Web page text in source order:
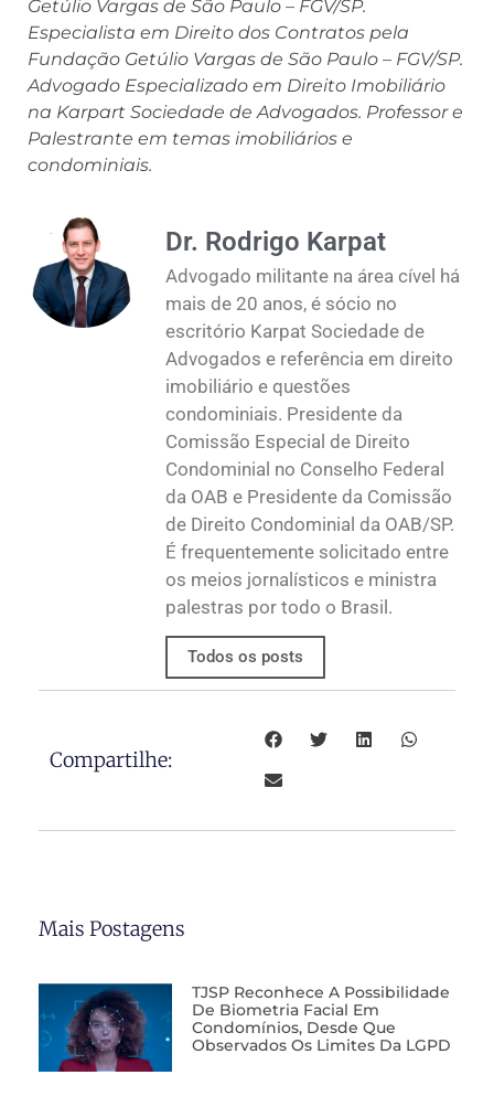
Getúlio Vargas de São Paulo – FGV/SP.
Especialista em Direito dos Contratos pela
Fundação Getúlio Vargas de São Paulo – FGV/SP.
Advogado Especializado em Direito Imobiliário
na Karpart Sociedade de Advogados. Professor e
Palestrante em temas imobiliários e
condominiais.
Dr. Rodrigo Karpat
Advogado militante na área cível há
mais de 20 anos, é sócio no
escritório Karpat Sociedade de
Advogados e referência em direito
imobiliário e questões
condominiais. Presidente da
Comissão Especial de Direito
Condominial no Conselho Federal
da OAB e Presidente da Comissão
de Direito Condominial da OAB/SP.
É frequentemente solicitado entre
os meios jornalísticos e ministra
palestras por todo o Brasil.
Todos os posts
Compartilhe:
Mais Postagens
TJSP Reconhece A Possibilidade
De Biometria Facial Em
Condomínios, Desde Que
Observados Os Limites Da LGPD